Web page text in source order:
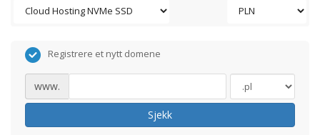
Registrere et nytt domene
www.
Sjekk